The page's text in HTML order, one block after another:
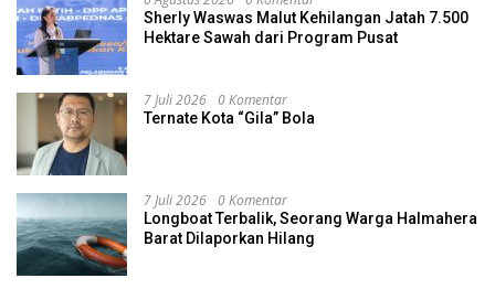
Sherly Waswas Malut Kehilangan Jatah 7.500
Hektare Sawah dari Program Pusat
7 Juli 2026 0 Komentar
Ternate Kota “Gila” Bola
7 Juli 2026 0 Komentar
Longboat Terbalik, Seorang Warga Halmahera
Barat Dilaporkan Hilang